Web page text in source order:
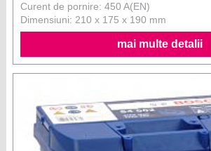
Curent de pornire: 450 A(EN)
Dimensiuni: 210 x 175 x 190 mm
mai multe detalii